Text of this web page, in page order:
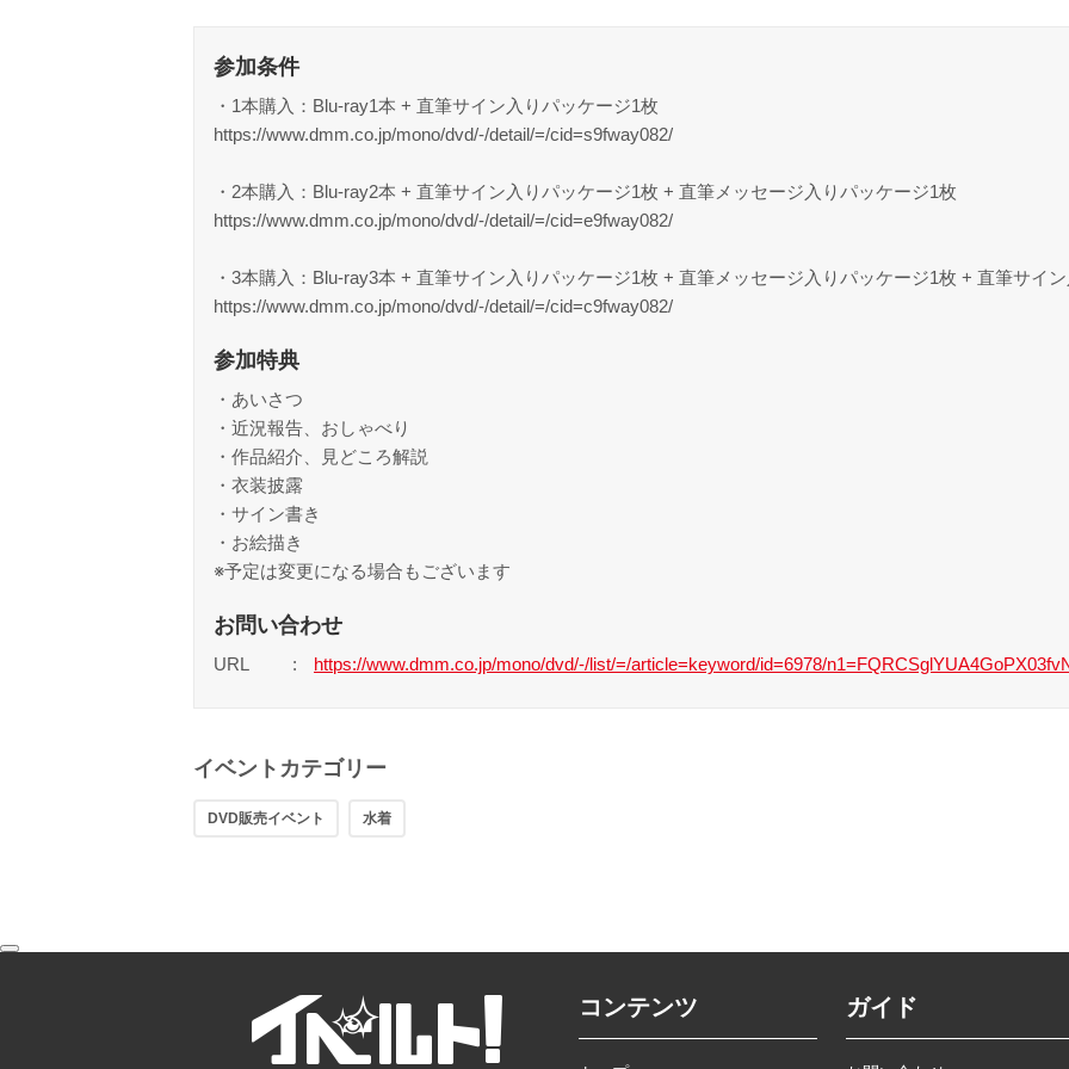
参加条件
・1本購入：Blu-ray1本 + 直筆サイン入りパッケージ1枚
https://www.dmm.co.jp/mono/dvd/-/detail/=/cid=s9fway082/
・2本購入：Blu-ray2本 + 直筆サイン入りパッケージ1枚 + 直筆メッセージ入りパッケージ1枚
https://www.dmm.co.jp/mono/dvd/-/detail/=/cid=e9fway082/
・3本購入：Blu-ray3本 + 直筆サイン入りパッケージ1枚 + 直筆メッセージ入りパッケージ1枚 + 直筆サイ
https://www.dmm.co.jp/mono/dvd/-/detail/=/cid=c9fway082/
参加特典
・あいさつ
・近況報告、おしゃべり
・作品紹介、見どころ解説
・衣装披露
・サイン書き
・お絵描き
※予定は変更になる場合もございます
お問い合わせ
URL https://www.dmm.co.jp/mono/dvd/-/list/=/article=keyword/id=6978/
イベントカテゴリー
DVD販売イベント 水着
コンテンツ ガイド